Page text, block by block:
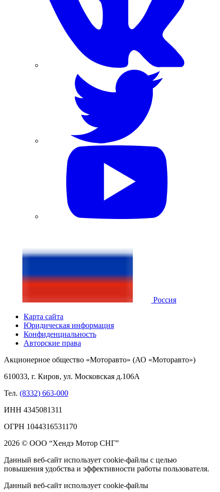
Россия
Карта сайта
Юридическая информация
Конфиденциальность
Авторские права
Акционерное общество «Моторавто» (АО «Моторавто»)
610033, г. Киров, ул. Московская д.106А
Тел. (8332) 663-000
ИНН 4345081311
ОГРН 1044316531170
2026 © ООО “Хендэ Мотор СНГ”
Данный веб-сайт использует cookie-файлы с целью
повышения удобства и эффективности работы пользователя.
Данный веб-сайт использует cookie-файлы